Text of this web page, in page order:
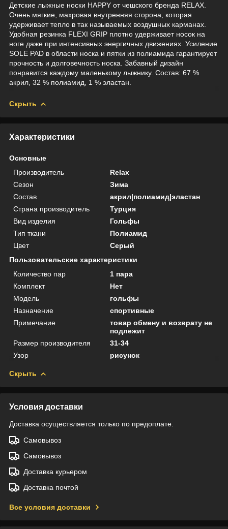
Детские лыжные носки HAPPY от чешского бренда RELAX.
Очень мягкие, махровая внутренняя сторона, которая
удерживает тепло в так называемых воздушных карманах.
Удобная резинка FLEXI GRIP плотно удерживает носок на
ноге даже при интенсивных энергичных движениях. Усиление
SOLE PAD в области носка и пятки из полиамида гарантирует
прочность и долговечность носка. Забавный дизайн
понравится каждому маленькому лыжнику. Состав: 67 %
акрил, 32 % полиамид, 1 % эластан.
Скрыть
Характеристики
Основные
Производитель
Relax
Сезон
Зима
Состав
акрил|полиамид|эластан
Страна производитель
Турция
Вид изделия
Гольфы
Тип ткани
Полиамид
Цвет
Серый
Пользовательские характеристики
Количество пар
1 пара
Комплект
Нет
Модель
гольфы
Назначение
спортивные
Примечание
товар обмену и возврату не
подлежит
Размер производителя
31-34
Узор
рисунок
Скрыть
Условия доставки
Доставка осуществляется только по предоплате.
Самовывоз
Самовывоз
Доставка курьером
Доставка почтой
Все условия доставки